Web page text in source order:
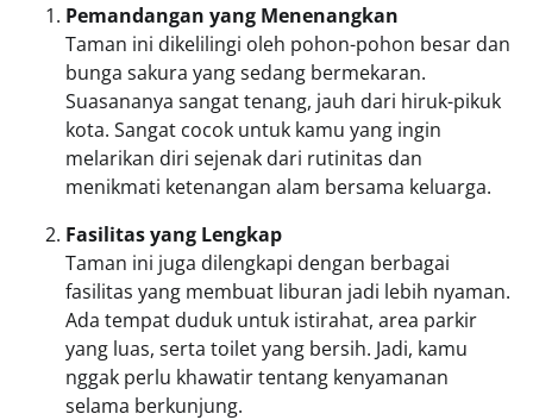
Pemandangan yang Menenangkan
Taman ini dikelilingi oleh pohon-pohon besar dan
bunga sakura yang sedang bermekaran.
Suasananya sangat tenang, jauh dari hiruk-pikuk
kota. Sangat cocok untuk kamu yang ingin
melarikan diri sejenak dari rutinitas dan
menikmati ketenangan alam bersama keluarga.
Fasilitas yang Lengkap
Taman ini juga dilengkapi dengan berbagai
fasilitas yang membuat liburan jadi lebih nyaman.
Ada tempat duduk untuk istirahat, area parkir
yang luas, serta toilet yang bersih. Jadi, kamu
nggak perlu khawatir tentang kenyamanan
selama berkunjung.